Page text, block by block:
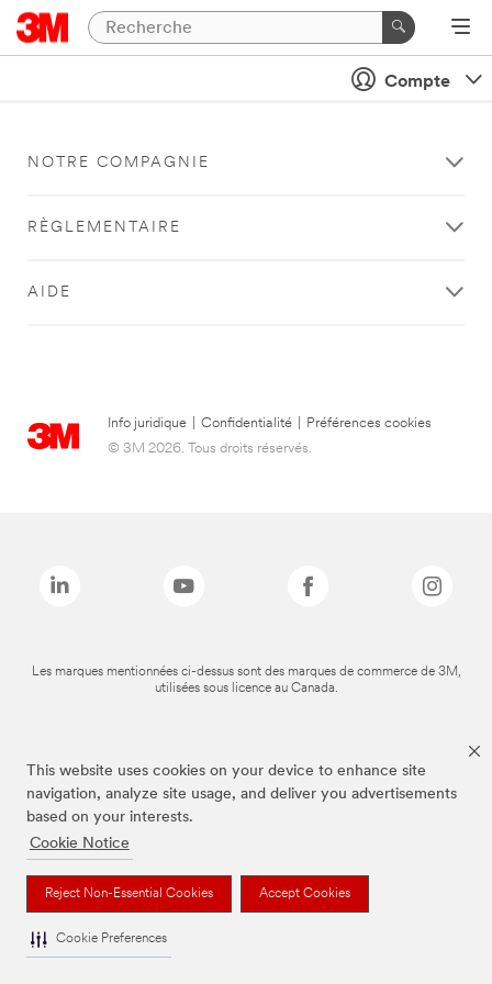
This website uses cookies on your device to enhance site
navigation, analyze site usage, and deliver you advertisements
based on your interests.
Cookie Notice
Reject Non-Essential Cookies Accept Cookies
Cookie Preferences
Compte
NOTRE COMPAGNIE
RÈGLEMENTAIRE
AIDE
Info juridique Confidentialité
Préférences cookies
© 3M 2026. Tous droits réservés.
Les marques mentionnées ci-dessus sont des marques de commerce de 3M,
utilisées sous licence au Canada.